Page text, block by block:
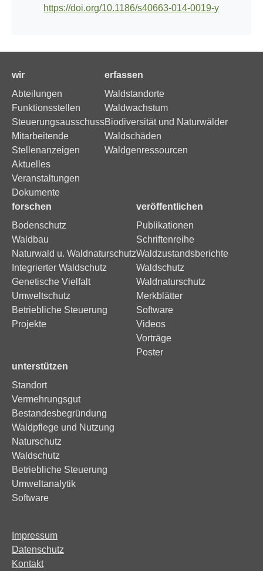
https://doi.org/10.1186/s40663-014-0019-y
wir
Abteilungen
Funktionsstellen
Steuerungsausschuss
Mitarbeitende
Stellenanzeigen
Aktuelles
Veranstaltungen
Dokumente
erfassen
Waldstandorte
Waldwachstum
Biodiversität und Naturwälder
Waldschäden
Waldgenressourcen
forschen
Bodenschutz
Waldbau
Naturwald u. Waldnaturschutz
Integrierter Waldschutz
Genetische Vielfalt
Umweltschutz
Betriebliche Steuerung
Projekte
veröffentlichen
Publikationen
Schriftenreihe
Waldzustandsberichte
Waldschutz
Waldnaturschutz
Merkblätter
Software
Videos
Vorträge
Poster
unterstützen
Standort
Vermehrungsgut
Bestandesbegründung
Waldpflege und Nutzung
Naturschutz
Waldschutz
Betriebliche Steuerung
Umweltanalytik
Software
Impressum
Datenschutz
Kontakt